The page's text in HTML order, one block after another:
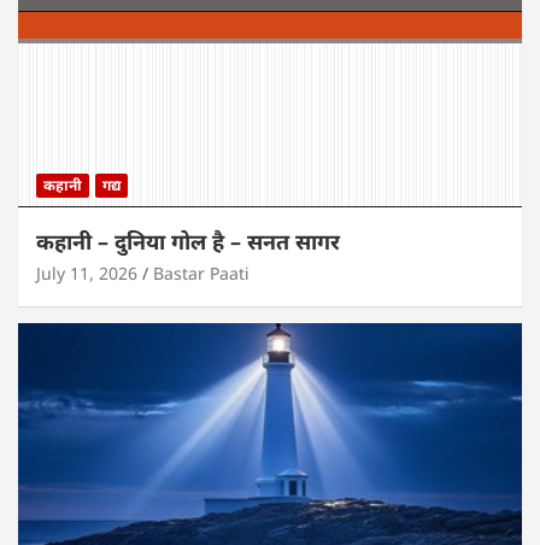
कहानी गद्य
कहानी – दुनिया गोल है – सनत सागर
July 11, 2026 Bastar Paati